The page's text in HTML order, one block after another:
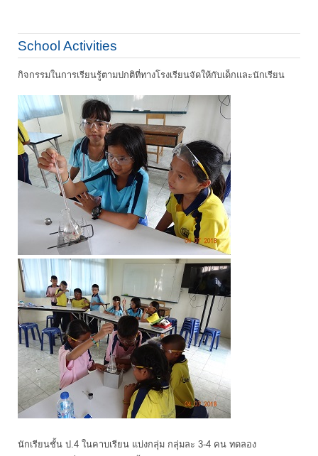
School Activities
กิจกรรมในการเรียนรู้ตามปกติที่ทางโรงเรียนจัดให้กับเด็กและนักเรียน
นักเรียนชั้น ป.4 ในคาบเรียน แบ่งกลุ่ม กลุ่มละ 3-4 คน ทดลอง